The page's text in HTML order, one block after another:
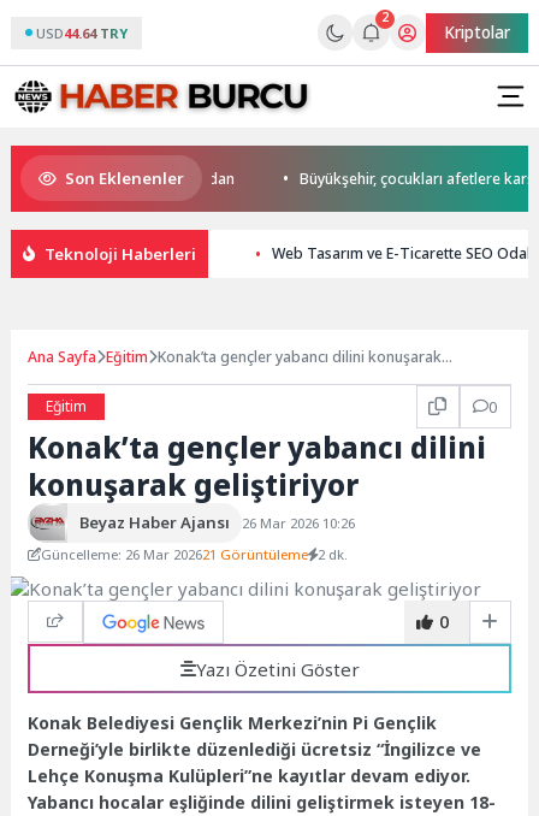
USD44.64 TRY
2
Kriptolar
Son Eklenenler
start Başkan Büyükakın’dan Büyükşehir, çocukları afetlere karşı
Teknoloji Haberleri Web Tasarım ve E-Ticarette SEO
Ana Sayfa Eğitim Konak’ta gençler yabancı dilini konuşarak
Eğitim
0
Konak’ta gençler yabancı dilini
konuşarak geliştiriyor
Beyaz Haber Ajansı
26 Mar 2026 10:26
Güncelleme: 26 Mar 202621 Görüntüleme 2 dk.
0
Yazı Özetini Göster
Konak Belediyesi Gençlik Merkezi’nin Pi Gençlik
Derneği’yle birlikte düzenlediği ücretsiz “İngilizce ve
Lehçe Konuşma Kulüpleri”ne kayıtlar devam ediyor.
Yabancı hocalar eşliğinde dilini geliştirmek isteyen 18-